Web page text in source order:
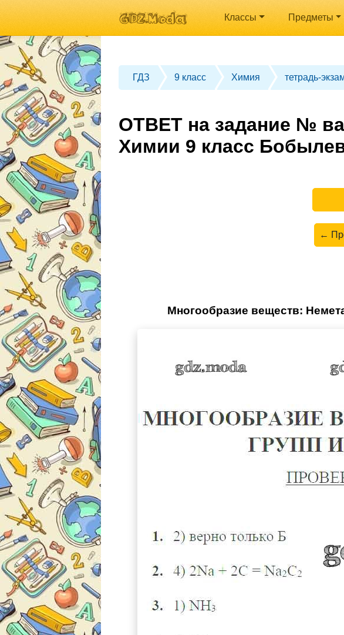
Классы Предметы
ГДЗ 9 класс Химия тетрадь-
ОТВЕТ на задание №
Химии 9 класс
←
Многообразие веществ: